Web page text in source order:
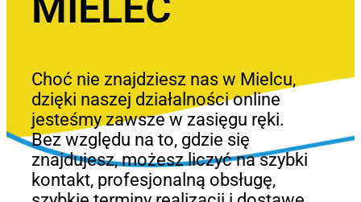
Choć nie znajdziesz nas w Mielcu,
dzięki naszej działalności online
jesteśmy zawsze w zasięgu ręki.
Bez względu na to, gdzie się
znajdujesz, możesz liczyć na szybki
kontakt, profesjonalną obsługę,